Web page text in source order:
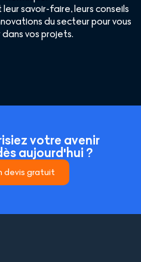
savoir-faire, leurs conseils
du secteur pour vous
vos projets.
votre avenir
aujourd'hui ?
devis gratuit